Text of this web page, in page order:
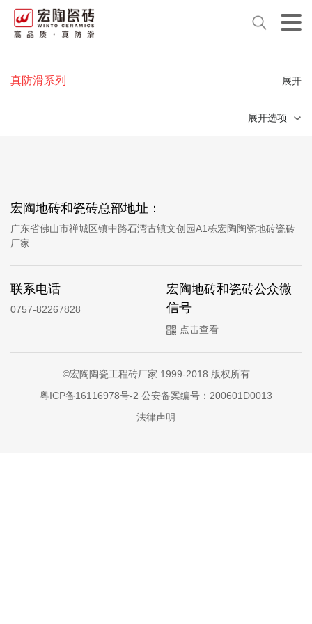
真防滑系列 展开
展开选项
宏陶地砖和瓷砖总部地址：
广东省佛山市禅城区镇中路石湾古镇文创园A1栋宏陶陶瓷地砖瓷砖
厂家
联系电话
0757-82267828
宏陶地砖和瓷砖公众微
信号
点击查看
©宏陶陶瓷工程砖厂家 1999-2018 版权所有
粤ICP备16116978号-2 公安备案编号：200601D0013
法律声明